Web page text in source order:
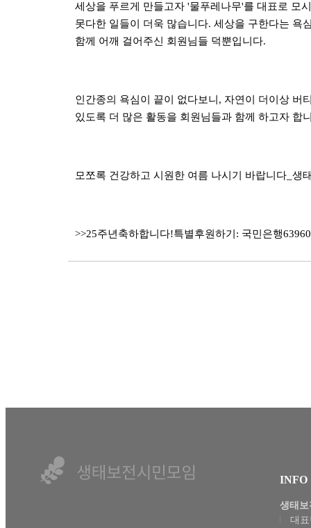
세상을 푸르게 만들고자 '물푸레나무'를 대표로 모
못다한 일들이 더욱 많습니다. 세상을 구한다는 욕
함께 어깨 걸어주신 회원님들 덕뿐입니다.
인간종의 욕심이 끝이 없다보니, 자연이 더이상 버
있도록 더 많은 활동을 회원님들과 함께 하고자 합
모쪼록 건강하고 시원한 여름 나시기 바랍니다_생
>>25주년축하합니다!특별후원하기: 국민은행
INFO
생태보
대표